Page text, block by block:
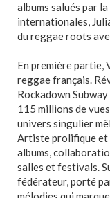
albums salués par
internationales,
du reggae roots
En première partie,
reggae français.
Rockadown
115 millions de
univers singulier
Artiste prolifique et
albums,
salles et festivals.
fédérateur, porté